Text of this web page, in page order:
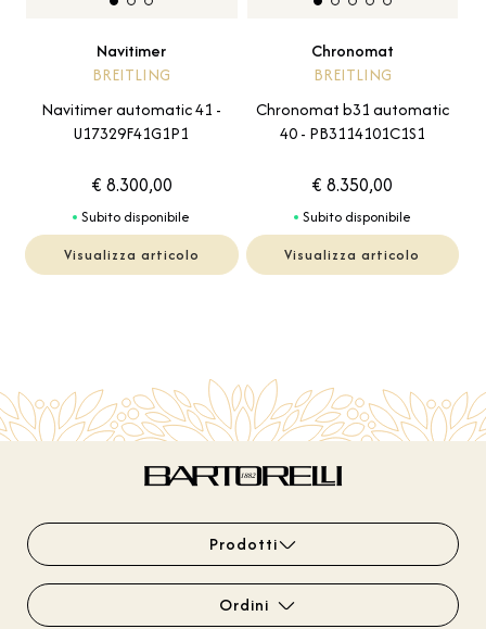
Navitimer
BREITLING
Navitimer automatic 41 -
U17329F41G1P1
€ 8.300,00
Subito disponibile
Visualizza articolo
Chronomat
BREITLING
Chronomat b31 automatic
40 - PB3114101C1S1
€ 8.350,00
Subito disponibile
Visualizza articolo
Prodotti
Ordini